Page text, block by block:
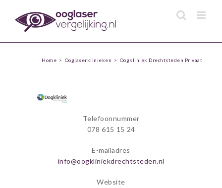
content
Home > Ooglaserklinieken > Oogkliniek Drechtsteden Privaat
Telefoonnummer
078 615 15 24
E-mailadres
info@oogkliniekdrechtsteden.nl
Website